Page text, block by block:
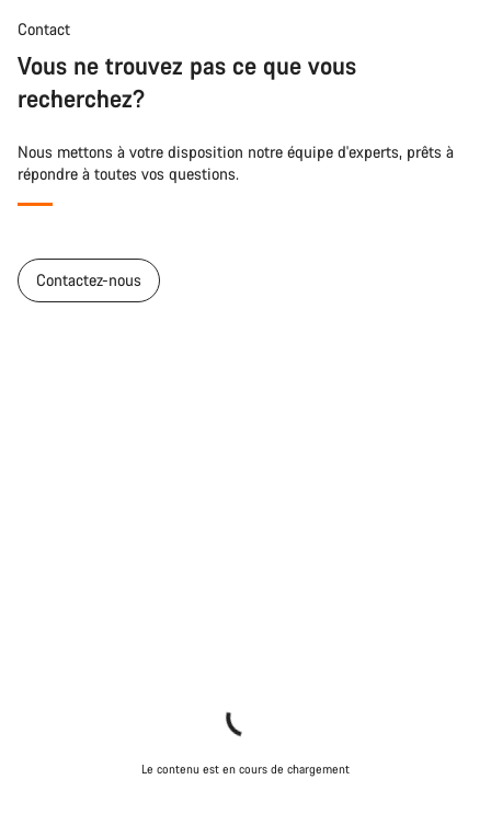
Contact
Vous ne trouvez pas ce que vous
recherchez?
Nous mettons à votre disposition notre équipe d'experts, prêts à
répondre à toutes vos questions.
Contactez-nous
Le contenu est en cours de chargement